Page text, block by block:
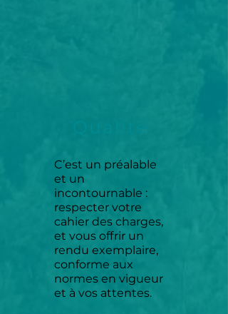
C’est un préalable
et un
incontournable :
respecter votre
cahier des charges,
et vous offrir un
rendu exemplaire,
conforme aux
normes en vigueur
et à vos attentes.